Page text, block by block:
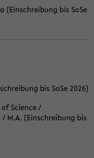
(Einschreibung bis SoSe
bis SoSe 2026)
Science /
M.A. (Einschreibung bis